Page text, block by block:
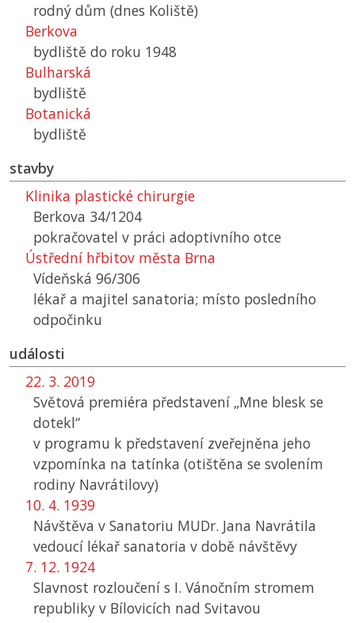
rodný dům (dnes Koliště)
Berkova
bydliště do roku 1948
Bulharská
bydliště
Botanická
bydliště
stavby
Klinika plastické chirurgie
Berkova 34/1204
pokračovatel v práci adoptivního otce
Ústřední hřbitov města Brna
Vídeňská 96/306
lékař a majitel sanatoria; místo posledního
odpočinku
události
22. 3. 2019
Světová premiéra představení „Mne blesk se
dotekl“
v programu k představení zveřejněna jeho
vzpomínka na tatínka (otištěna se svolením
rodiny Navrátilovy)
10. 4. 1939
Návštěva v Sanatoriu MUDr. Jana Navrátila
vedoucí lékař sanatoria v době návštěvy
7. 12. 1924
Slavnost rozloučení s I. Vánočním stromem
republiky v Bílovicích nad Svitavou